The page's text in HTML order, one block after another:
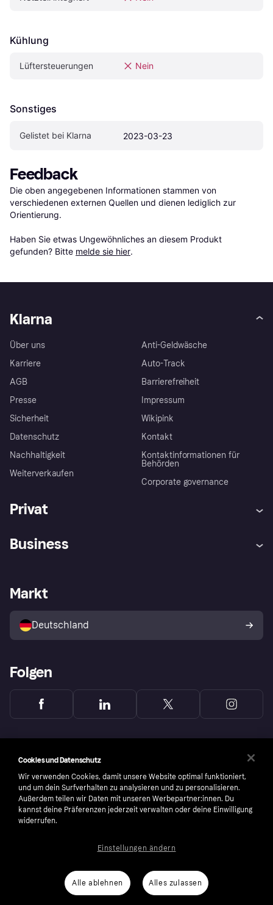
Kühlung
Lüftersteuerungen Nein
Sonstiges
Gelistet bei Klarna 2023-03-23
Feedback
Die oben angegebenen Informationen stammen von
verschiedenen externen Quellen und dienen lediglich zur
Orientierung.
Haben Sie etwas Ungewöhnliches an diesem Produkt
gefunden? Bitte melde sie hier.
Klarna
Über uns
Karriere
AGB
Presse
Sicherheit
Datenschutz
Nachhaltigkeit
Weiterverkaufen
Anti-Geldwäsche
Auto-Track
Barrierefreiheit
Impressum
Wikipink
Kontakt
Kontaktinformationen für
Behörden
Corporate governance
Privat
Klarna App
Shops entdecken
Käuferschutzrichtlinie
Dein Widerrufsrecht
Business
Händlerportal
Markt
Deutschland
Folgen
number: 556737-0431
Nutzungsbedingungen CookiesKlarna.com
Cookies und Datenschutz
Wir verwenden Cookies, damit unsere Website optimal funktioniert,
und um dein Surfverhalten zu analysieren und zu personalisieren.
Außerdem teilen wir Daten mit unseren Werbepartner:innen. Du
kannst deine Präferenzen jederzeit verwalten oder deine Einwilligung
widerrufen.
Alle ablehnen Alles zulassen
Einstellungen ändern